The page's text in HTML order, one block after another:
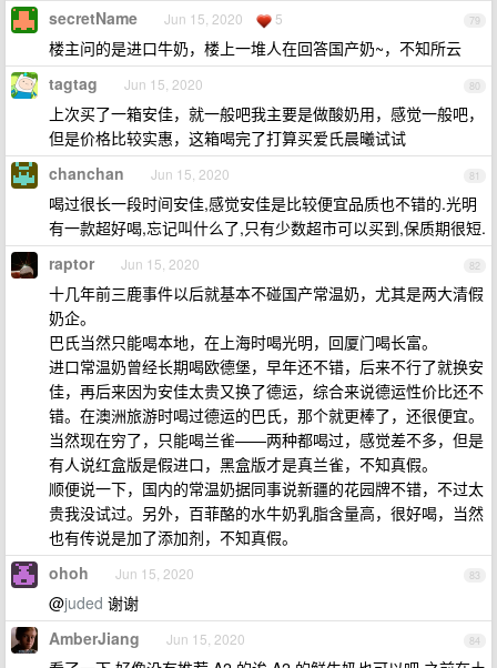
79
secretName Jun 15, 2020 5
楼主问的是进口牛奶，楼上一堆人在回答国产奶~，不知所云
80
tagtag Jun 15, 2020
上次买了一箱安佳，就一般吧我主要是做酸奶用，感觉一般吧，
但是价格比较实惠，这箱喝完了打算买爱氏晨曦试试
81
chanchan Jun 15, 2020
喝过很长一段时间安佳,感觉安佳是比较便宜品质也不错的.光明
有一款超好喝,忘记叫什么了,只有少数超市可以买到,保质期很短.
82
raptor Jun 15, 2020
十几年前三鹿事件以后就基本不碰国产常温奶，尤其是两大清假
奶企。
巴氏当然只能喝本地，在上海时喝光明，回厦门喝长富。
进口常温奶曾经长期喝欧德堡，早年还不错，后来不行了就换安
佳，再后来因为安佳太贵又换了德运，综合来说德运性价比还不
错。在澳洲旅游时喝过德运的巴氏，那个就更棒了，还很便宜。
当然现在穷了，只能喝兰雀——两种都喝过，感觉差不多，但是
有人说红盒版是假进口，黑盒版才是真兰雀，不知真假。
顺便说一下，国内的常温奶据同事说新疆的花园牌不错，不过太
贵我没试过。另外，百菲酪的水牛奶乳脂含量高，很好喝，当然
也有传说是加了添加剂，不知真假。
83
ohoh Jun 15, 2020
@juded 谢谢
84
AmberJiang Jun 15, 2020